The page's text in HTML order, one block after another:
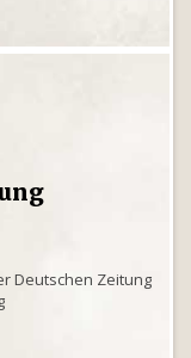
Deutschen Zeitung